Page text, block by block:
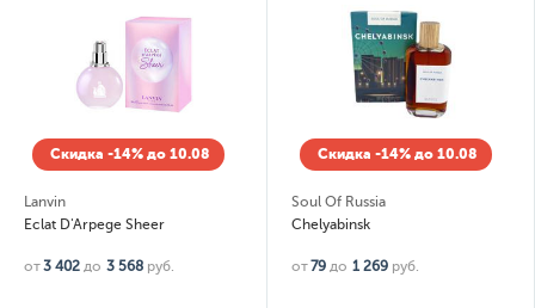
Скидка -14% до 10.08
Lanvin
Eclat D'Arpege Sheer
от3 402 до 3 568 руб.
Скидка -14% до 10.08
Soul Of Russia
Chelyabinsk
от79 до 1 269 руб.